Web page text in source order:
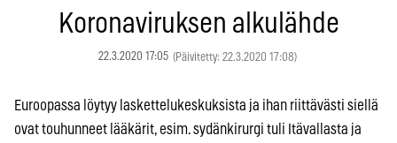
Koronaviruksen alkulähde
22.3.2020 17:05 (Päivitetty: 22.3.2020 17:08)
Euroopassa löytyy laskettelukeskuksista ja ihan riittävästi siellä
ovat touhunneet lääkärit, esim. sydänkirurgi tuli Itävallasta ja